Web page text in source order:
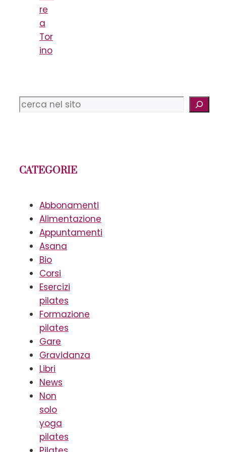
re
a
Tor
ino
Cerca
CATEGORIE
Abbonamenti
Alimentazione
Appuntamenti
Asana
Bio
Corsi
Esercizi
pilates
Formazione
pilates
Gare
Gravidanza
Libri
News
Non
solo
yoga
pilates